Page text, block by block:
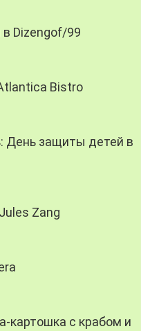
Dizengof/99
Bistro
День защиты детей в
Zang
картошка с крабом и